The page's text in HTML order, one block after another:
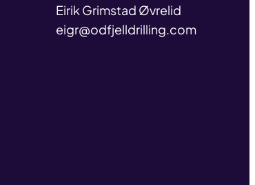
name
Eirik Grimstad Øvrelid
email
eigr@odfjelldrilling.com